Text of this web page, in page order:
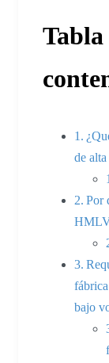
Tabla
de
Por
bajo